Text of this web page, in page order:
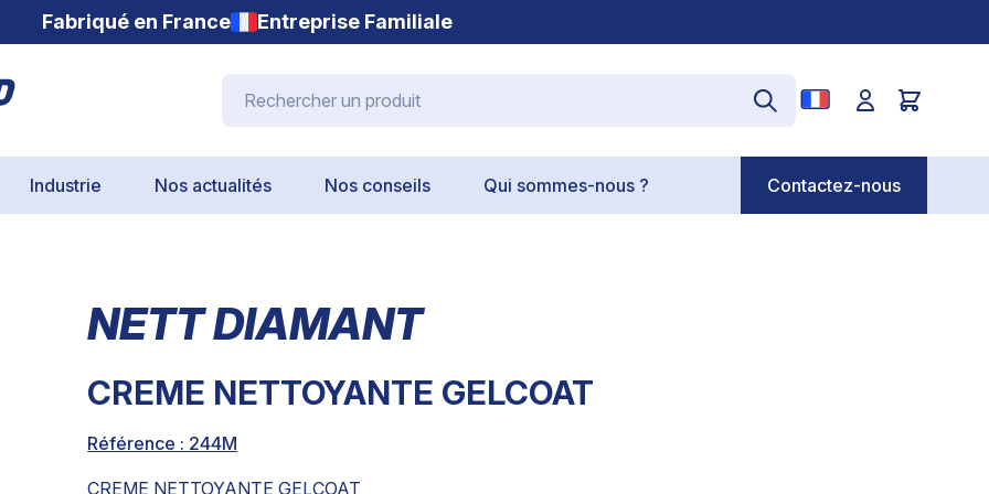
Fabriqué en France Entreprise Familiale
Industrie Nos actualités Nos conseils Qui sommes-nous ? Contactez-nous
NETT DIAMANT
CREME NETTOYANTE GELCOAT
Référence : 244M
CREME NETTOYANTE GELCOAT